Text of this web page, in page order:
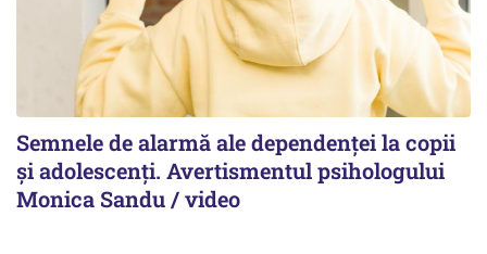
Semnele de alarmă ale dependenței la copii
și adolescenți. Avertismentul psihologului
Monica Sandu / video